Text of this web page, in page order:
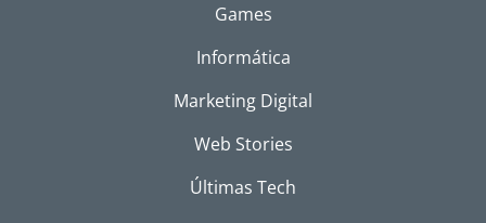
Games
Informática
Marketing Digital
Web Stories
Últimas Tech